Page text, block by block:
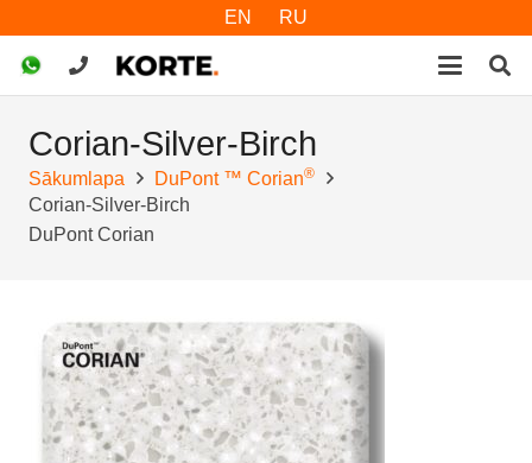
EN RU
Corian-Silver-Birch
Sākumlapa DuPont ™ Corian®
Corian-Silver-Birch
DuPont Corian